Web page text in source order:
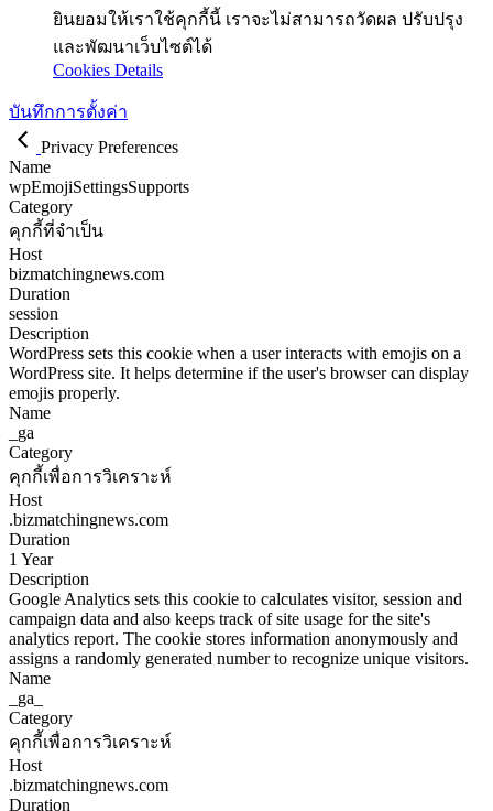
ยินยอมให้เราใช้คุกกี้นี้ เราจะไม่สามารถวัดผล ปรับปรุง
และพัฒนาเว็บไซต์ได้
Cookies Details
บันทึกการตั้งค่า
Privacy Preferences
Name
wpEmojiSettingsSupports
Category
คุกกี้ที่จำเป็น
Host
bizmatchingnews.com
Duration
session
Description
WordPress sets this cookie when a user interacts with emojis on a
WordPress site. It helps determine if the user's browser can display
emojis properly.
Name
_ga
Category
คุกกี้เพื่อการวิเคราะห์
Host
.bizmatchingnews.com
Duration
1 Year
Description
Google Analytics sets this cookie to calculates visitor, session and
campaign data and also keeps track of site usage for the site's
analytics report. The cookie stores information anonymously and
assigns a randomly generated number to recognize unique visitors.
Name
_ga_
Category
คุกกี้เพื่อการวิเคราะห์
Host
.bizmatchingnews.com
Duration